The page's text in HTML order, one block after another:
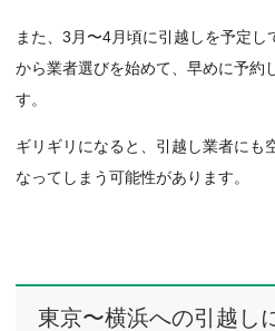
また、3月〜4月頃に引越しを予定
から業者選びを始めて、早めに予約
す。
ギリギリになると、引越し業者にも
なってしまう可能性があります。
東京〜横浜への引越し